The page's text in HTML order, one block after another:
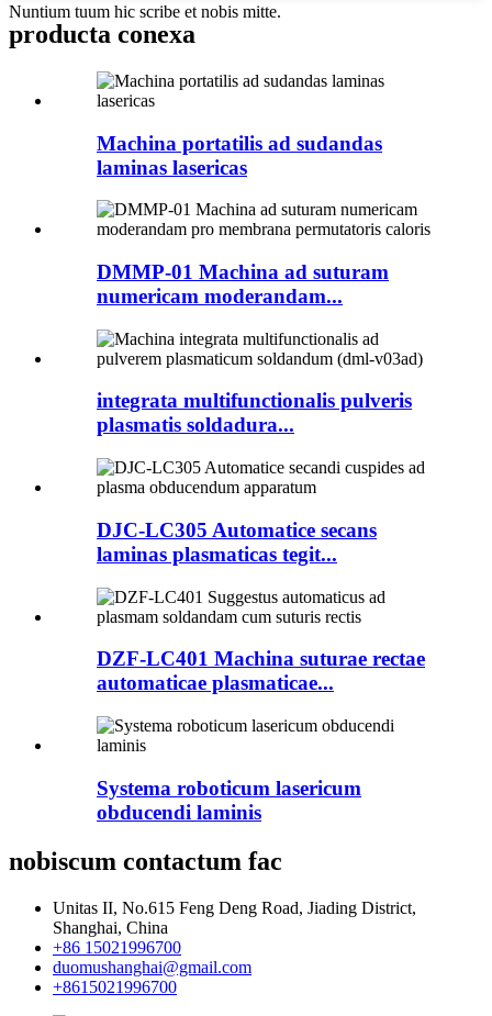
Nuntium tuum hic scribe et nobis mitte.
producta conexa
Machina portatilis ad sudandas
laminas lasericas
DMMP-01 Machina ad suturam
numericam moderandam...
integrata multifunctionalis pulveris
plasmatis soldadura...
DJC-LC305 Automatice secans
laminas plasmaticas tegit...
DZF-LC401 Machina suturae rectae
automaticae plasmaticae...
Systema roboticum lasericum
obducendi laminis
nobiscum contactum fac
Unitas II, No.615 Feng Deng Road, Jiading District,
Shanghai, China
+86 15021996700
duomushanghai@gmail.com
+8615021996700